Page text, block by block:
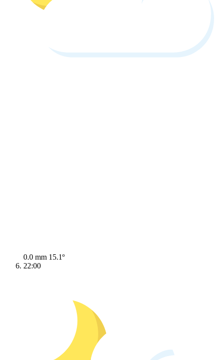
0.0 mm 15.1º
22:00